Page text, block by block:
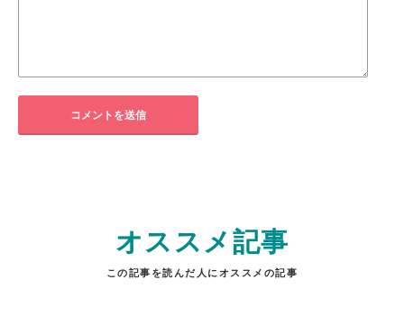
オススメ記事
この記事を読んだ人にオススメの記事